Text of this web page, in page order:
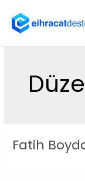
Fatih